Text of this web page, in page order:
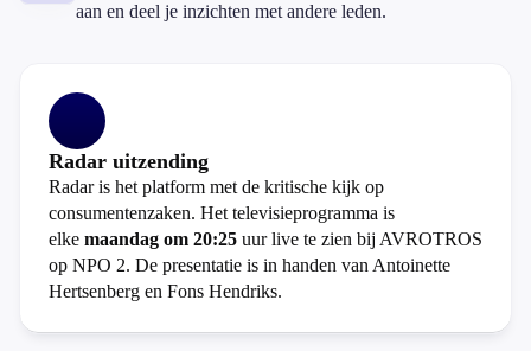
aan en deel je inzichten met andere leden.
Radar uitzending
Radar is het platform met de kritische kijk op
consumentenzaken. Het televisieprogramma is
elke maandag om 20:25 uur live te zien bij AVROTROS
op NPO 2. De presentatie is in handen van Antoinette
Hertsenberg en Fons Hendriks.